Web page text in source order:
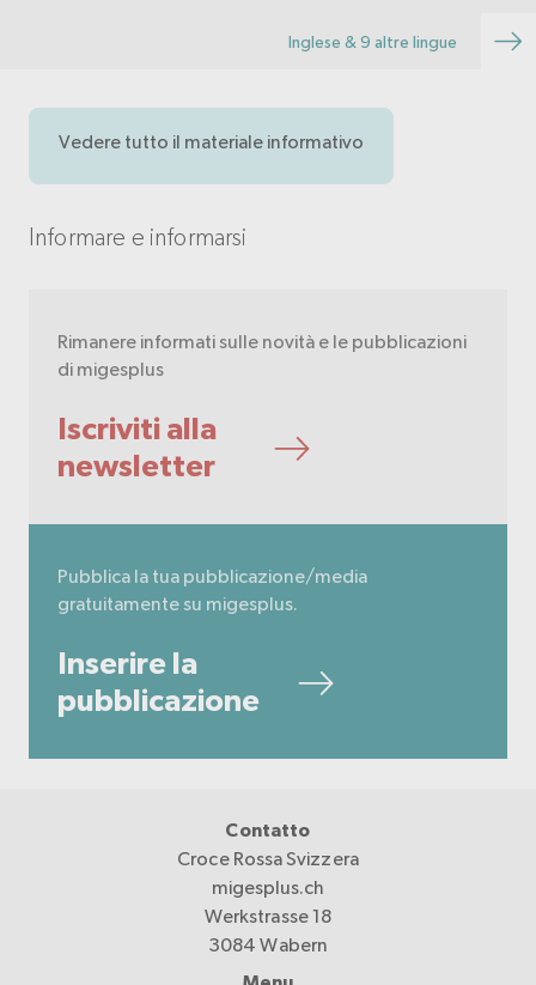
Inglese & 9 altre lingue
Vedere tutto il materiale informativo
Informare e informarsi
Rimanere informati sulle novità e le pubblicazioni
di migesplus
Iscriviti alla
newsletter
Pubblica la tua pubblicazione/media
gratuitamente su migesplus.
Inserire la
pubblicazione
Contatto
Croce Rossa Svizzera
migesplus.ch
Werkstrasse 18
3084 Wabern